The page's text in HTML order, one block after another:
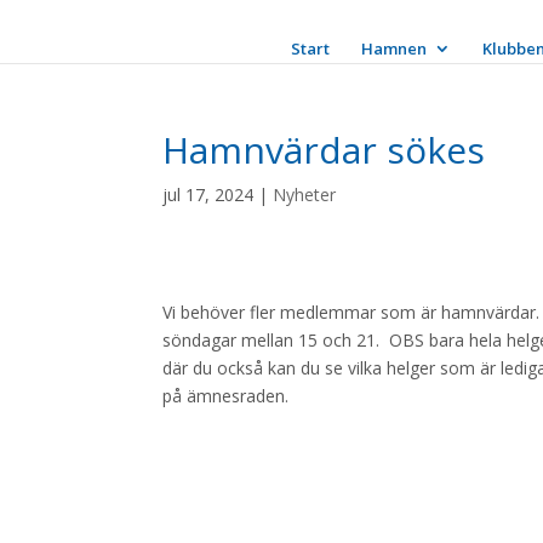
Start Hamnen Klubben
Hamnvärdar sökes
jul 17, 2024 | Nyheter
Vi behöver fler medlemmar som är
söndagar mellan 15 och 21. OBS bara hela
där du också kan du se vilka helger som är
på ämnesraden.